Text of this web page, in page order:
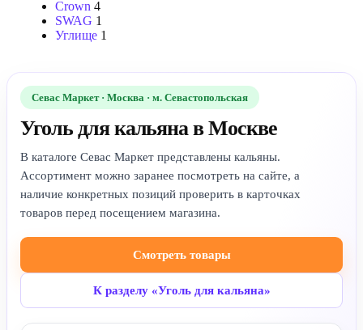
Crown 4
SWAG 1
Углище 1
Севас Маркет · Москва · м. Севастопольская
Уголь для кальяна в Москве
В каталоге Севас Маркет представлены кальяны.
Ассортимент можно заранее посмотреть на сайте, а
наличие конкретных позиций проверить в карточках
товаров перед посещением магазина.
Смотреть товары
К разделу «Уголь для кальяна»